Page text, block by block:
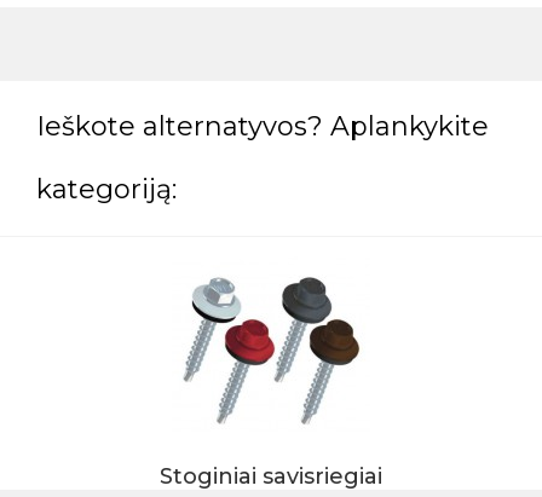
Ieškote alternatyvos? Aplankykite
kategoriją:
Stoginiai savisriegiai